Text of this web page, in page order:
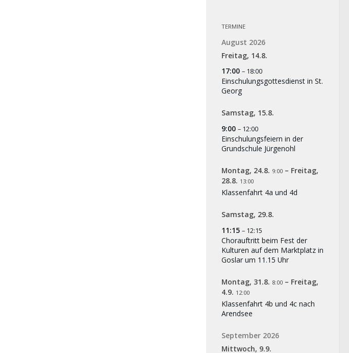
TERMINE
August 2026
Freitag, 14.8.
17:00 – 18:00
Einschulungsgottesdienst in St.
Georg
Samstag, 15.8.
9:00 – 12:00
Einschulungsfeiern in der
Grundschule Jürgenohl
Montag, 24.8. 9:00 – Freitag,
28.8. 13:00
Klassenfahrt 4a und 4d
Samstag, 29.8.
11:15 – 12:15
Chorauftritt beim Fest der
Kulturen auf dem Marktplatz in
Goslar um 11.15 Uhr
Montag, 31.8. 8:00 – Freitag,
4.9. 12:00
Klassenfahrt 4b und 4c nach
Arendsee
September 2026
Mittwoch, 9.9.